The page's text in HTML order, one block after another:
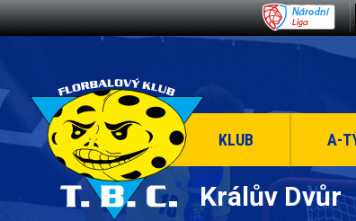
KLUB A-
Králův Dvůr